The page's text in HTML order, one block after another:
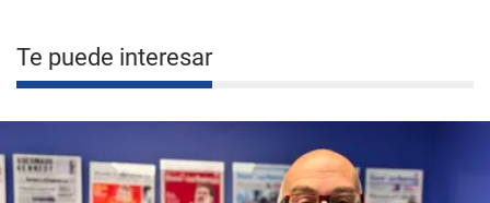
Te puede interesar